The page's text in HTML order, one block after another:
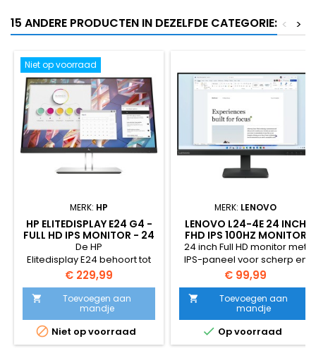
15 ANDERE PRODUCTEN IN DEZELFDE CATEGORIE: >
<
Niet op voorraad
MERK: HP
HP ELITEDISPLAY E24 G4 -
FULL HD IPS MONITOR - 24
INCH
De HP
Elitedisplay E24 behoort tot
de nieuwste Elitedisplay
series van HP en is de
opvolger van een van de
populairste zakelijke
monitoren:de HP E243. De
E24 is qua design
doorontwikkeld en heeft nu
Prijs
€ 229,99

Toevoegen aan
mandje
 Niet op voorraad
MERK: LENOVO
LENOVO L24-4E 24 INCH
FHD IPS 100HZ MONITOR
24 inch Full HD monitor met
IPS-paneel voor scherp en
helder beeld.100Hz
refreshrate voor vloeiende
weergave.Brede kijkhoeken
en nauwkeurige
kleuren.Ideaal voor kantoor,
thuiswerken en multimedia.
Prijs
€ 99,99

Toevoegen aan
mandje
 Op voorraad